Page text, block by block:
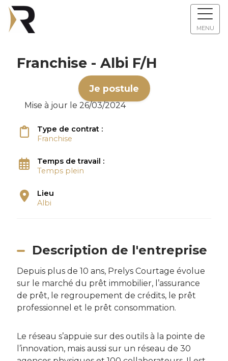
MENU
Franchise - Albi F/H
Je postule
Mise à jour le 26/03/2024
Type de contrat :
Franchise
Temps de travail :
Temps plein
Lieu
Albi
Description de l'entreprise
Depuis plus de 10 ans, Prelys Courtage évolue
sur le marché du prêt immobilier, l’assurance
de prêt, le regroupement de crédits, le prêt
professionnel et le prêt consommation.
Le réseau s’appuie sur des outils à la pointe de
l’innovation, mais aussi sur un réseau de 30